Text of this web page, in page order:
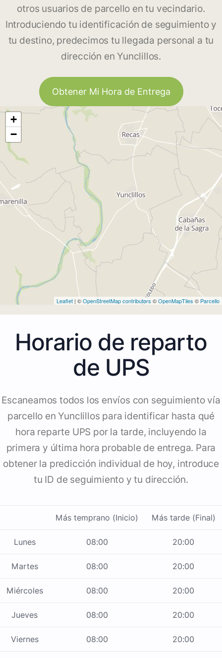
otros usuarios de parcello en tu vecindario.
Introduciendo tu identificación de seguimiento y
tu destino, predecimos tu llegada personal a tu
dirección en Yunclillos.
Obtener Mi Hora de Entrega
+
−
Leaflet | ©OpenStreetMap contributors ©OpenMapTiles © Parcello
Horario de reparto
de UPS
Escaneamos todos los envíos con seguimiento vía
parcello en Yunclillos para identificar hasta qué
hora reparte UPS por la tarde, incluyendo la
primera y última hora probable de entrega. Para
obtener la predicción individual de hoy, introduce
tu ID de seguimiento y tu dirección.
Más temprano (Inicio) Más tarde (Final)
Lunes 08:00 20:00
Martes 08:00 20:00
Miércoles 08:00 20:00
Jueves 08:00 20:00
Viernes 08:00 20:00